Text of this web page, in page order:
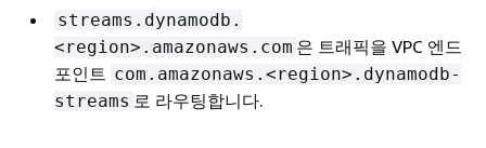
streams.dynamodb.
<region>.amazonaws.com 은 트래픽을 VPC 엔드
포인트 com.amazonaws.<region>.dynamodb-
streams 로 라우팅합니다.